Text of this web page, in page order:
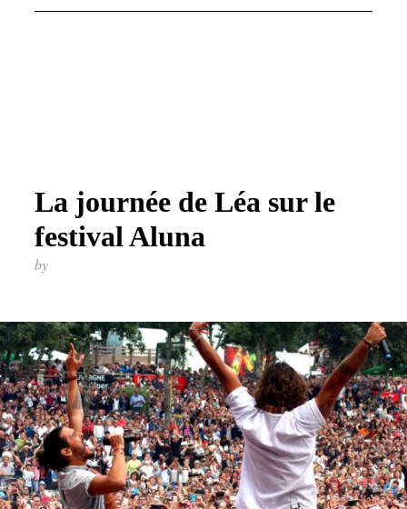
La journée de Léa sur le
festival Aluna
by